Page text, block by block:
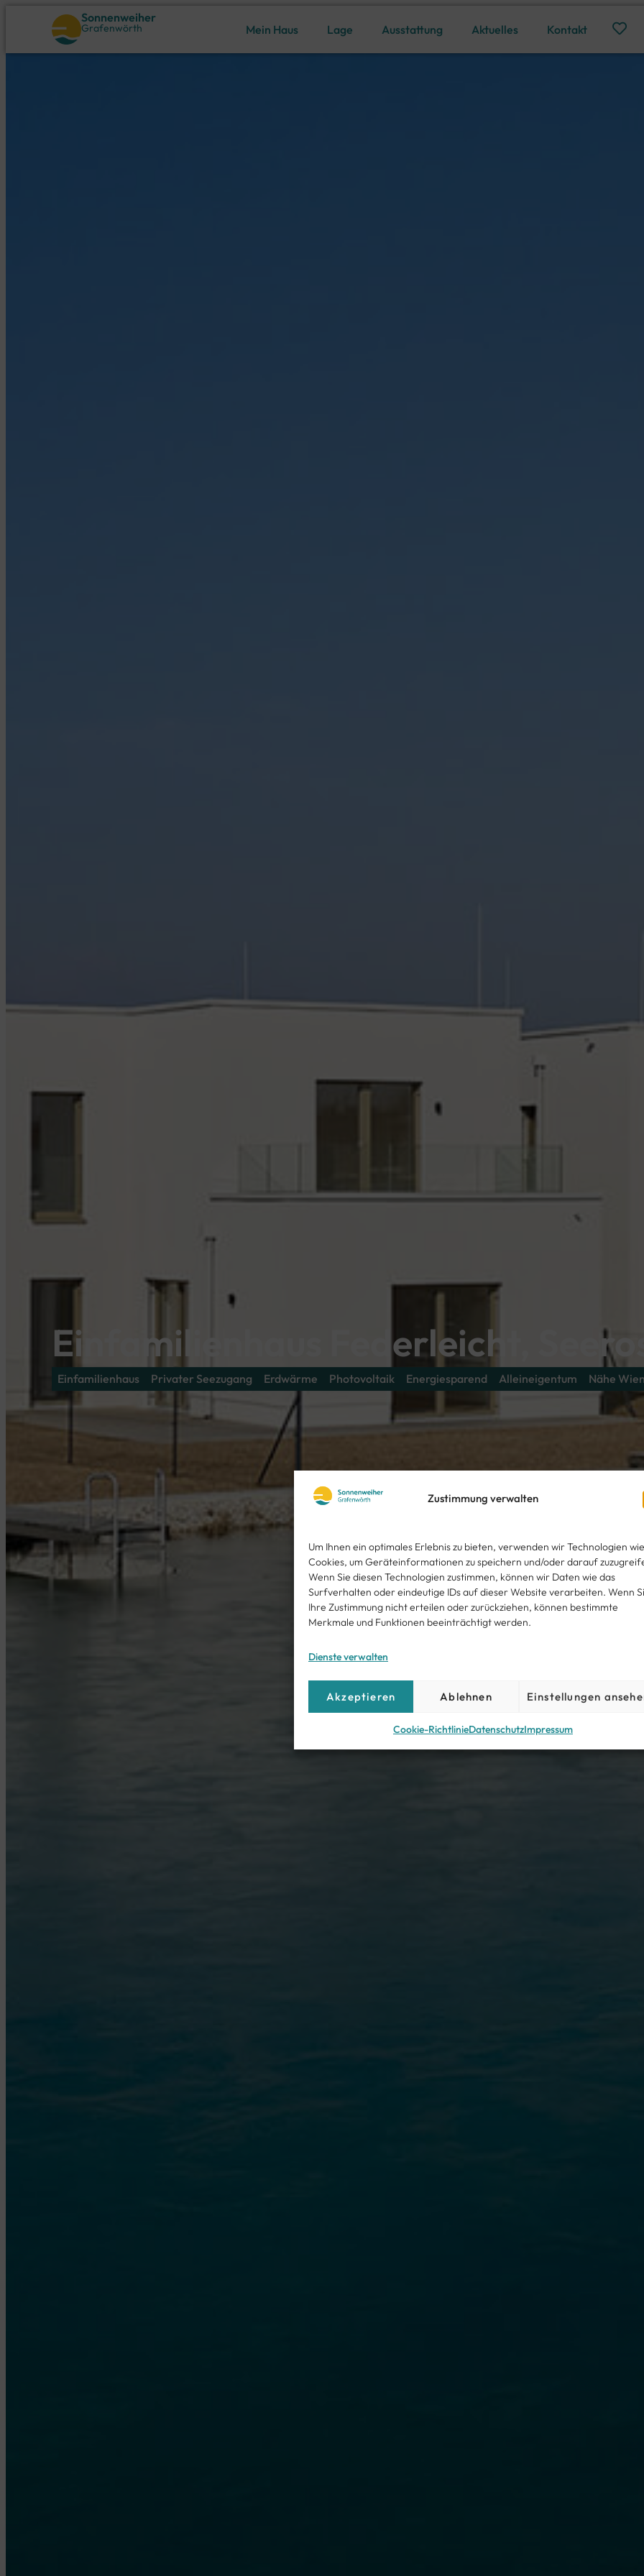
Zustimmung verwalten
Um Ihnen ein optimales Erlebnis zu bieten, verwenden wir Technologien wie
Cookies, um Geräteinformationen zu speichern und/oder darauf
Wenn Sie diesen Technologien zustimmen, können wir Daten wie das
Surfverhalten oder eindeutige IDs auf dieser Website verarbeiten. Wenn
Ihre Zustimmung nicht erteilen oder zurückziehen, können bestimmte
Merkmale und Funktionen beeinträchtigt werden.
Dienste verwalten
Akzeptieren Ablehnen Einstellungen
Cookie-RichtlinieDatenschutzImpressum
Sonnenweiher
Grafenwörth Mein Haus Lage Ausstattung Aktuelles Kontakt
Einfamilienhaus Federleicht,
Einfamilienhaus Privater Seezugang Erdwärme Photovoltaik Energiesparend Alleineigentum Nähe